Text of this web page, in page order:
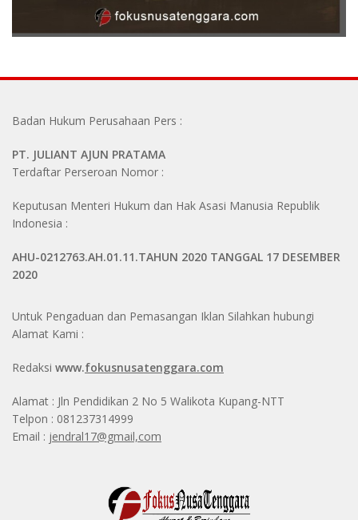
Badan Hukum Perusahaan Pers :
PT. JULIANT AJUN PRATAMA
Terdaftar Perseroan Nomor :
Keputusan Menteri Hukum dan Hak Asasi Manusia Republik
Indonesia :
AHU-0212763.AH.01.11.TAHUN 2020 TANGGAL 17 DESEMBER
2020
Untuk Pengaduan dan Pemasangan Iklan Silahkan hubungi
Alamat Kami :
Redaksi www.fokusnusatenggara.com
Alamat : Jln Pendidikan 2 No 5 Walikota Kupang-NTT
Telpon : 081237314999
Email : jendral17@gmail,com